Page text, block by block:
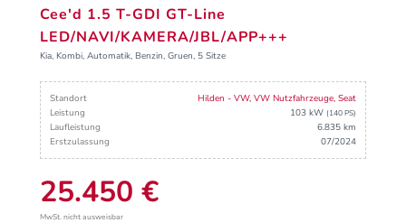
Cee'd 1.5 T-GDI GT-Line
LED/NAVI/KAMERA/JBL/APP+++
Kia, Kombi, Automatik, Benzin, Gruen, 5 Sitze
Standort
Hilden - VW, VW Nutzfahrzeuge, Seat
Leistung
103 kW (140 PS)
Laufleistung
6.835 km
Erstzulassung
07/2024
25.450 €
MwSt. nicht ausweisbar